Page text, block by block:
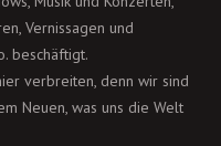
Vernissagen und
beschäftigt.
verbreiten, denn wir sind
Neuen, was uns die Welt